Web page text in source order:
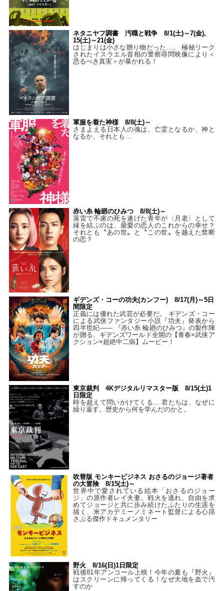
ネタニヤフ調書 汚職と戦争 8/1(土)～7(金),
15(土)～21(金)
はじまりは小さな贈り物だった…。 極秘リーク
されたイスラエル首相の警察尋問映像により＜
恐るべき真実＞が暴かれる！
軍服を着た神様 8/8(土)～
さまよえる日本人の魂は、亡霊となるか、神と
なるか、それとも…
赤い糸 輪廻のひみつ 8/8(土)～
落雷で不慮の死を遂げた青年が〈月老〉として
縁を結ぶのは、最愛の恋人のこれからの幸せ？
それとも〝あの世〟と〝この世〟を越えた禁断
の恋？
ギデンズ・コーの功夫(カンフー) 8/17(月)～5日
間限定
正義には優れた武芸が必要だ。 ギデンズ・コー
による武侠ファンタジー小説『功夫』発表から
四半世紀―― 『赤い糸 輪廻のひみつ』の製作陣
が贈る、ギデンズワールド全開の【青春×武侠ア
クション×超絶中二病】ムービー！
東京裁判 4Kデジタルリマスター版 8/15(土)1
日限定
時を超えて問いかけてくる… 君たちは、なぜに
繰り返す。歴史から何を学んだのかと。
吹替版 モンキービジネス おさるのジョージ著者
の大冒険 8/15(土)～
世界中で愛されている絵本「おさるのジョー
ジ」の原作者レイ夫妻。戦火を逃れ、自由を求
めてジョージと共に歩み続けたふたりの生涯を
描く、米アカデミーノミネート監督による心揺
さぶる傑作ドキュメンタリー
野火 8/16(日)1日限定
戦後81年アンコール上映！今年の夏も『野火』
はスクリーンに帰ってくる！なぜ大地を血で汚
すのか